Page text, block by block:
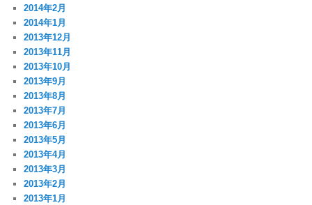
2014年2月
2014年1月
2013年12月
2013年11月
2013年10月
2013年9月
2013年8月
2013年7月
2013年6月
2013年5月
2013年4月
2013年3月
2013年2月
2013年1月